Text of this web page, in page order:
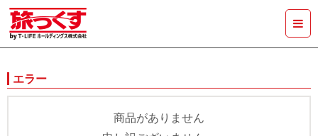
エラー
商品がありません